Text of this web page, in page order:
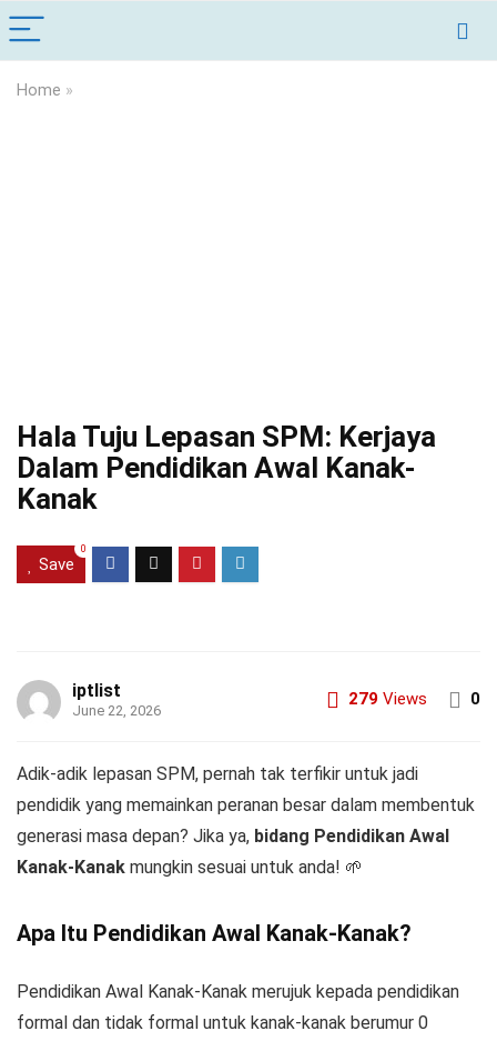
Home »
Hala Tuju Lepasan SPM: Kerjaya
Dalam Pendidikan Awal Kanak-
Kanak
Save
0
iptlist
June 22, 2026
279 Views 0
Adik-adik lepasan SPM, pernah tak terfikir untuk jadi
pendidik yang memainkan peranan besar dalam membentuk
generasi masa depan? Jika ya, bidang Pendidikan Awal
Kanak-Kanak mungkin sesuai untuk anda! 🌱
Apa Itu Pendidikan Awal Kanak-Kanak?
Pendidikan Awal Kanak-Kanak merujuk kepada pendidikan
formal dan tidak formal untuk kanak-kanak berumur 0